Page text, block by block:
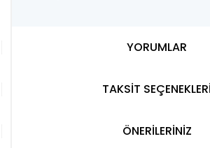
YORUMLAR
TAKSİT SEÇENEKLERİ
ÖNERİLERİNİZ